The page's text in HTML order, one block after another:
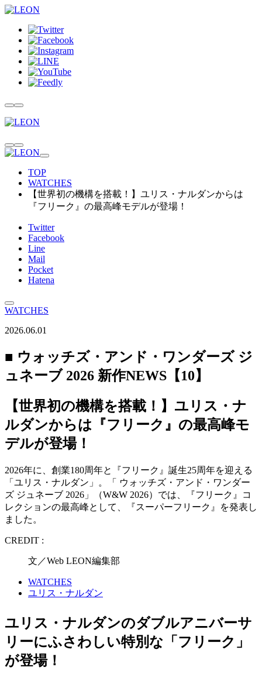
TOP
WATCHES
【世界初の機構を搭載！】ユリス・ナルダンからは
『フリーク』の最高峰モデルが登場！
Twitter
Facebook
Line
Mail
Pocket
Hatena
WATCHES
2026.06.01
■ ウォッチズ・アンド・ワンダーズ ジ
ュネーブ 2026 新作NEWS【10】
【世界初の機構を搭載！】ユリス・ナ
ルダンからは『フリーク』の最高峰モ
デルが登場！
2026年に、創業180周年と『フリーク』誕生25周年を迎える
「ユリス・ナルダン」。「 ウォッチズ・アンド・ワンダー
ズ ジュネーブ 2026」（W&W 2026）では、『フリーク』コ
レクションの最高峰として、『スーパーフリーク』を発表し
ました。
CREDIT :
文／Web LEON編集部
WATCHES
ユリス・ナルダン
ユリス・ナルダンのダブルアニバーサ
リーにふさわしい特別な「フリーク」
が登場！